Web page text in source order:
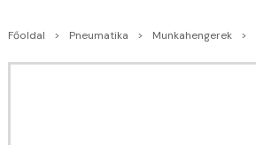
Főoldal Pneumatika Munkahengerek